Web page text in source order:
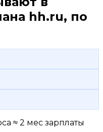
hh.ru, по
≈ 2 мес зарплаты